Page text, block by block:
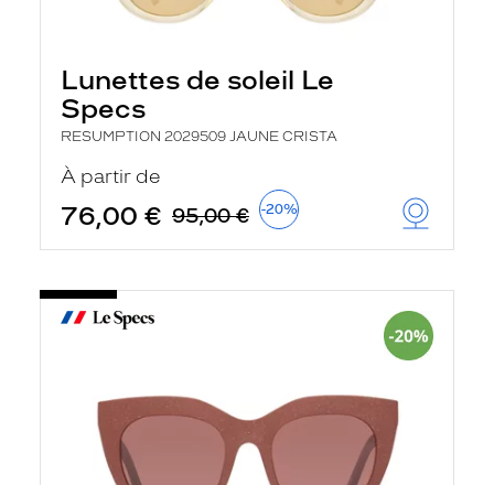
Lunettes de soleil Le
Specs
RESUMPTION 2029509 JAUNE CRISTA
À partir de
76,00 € 95,00 € -20%